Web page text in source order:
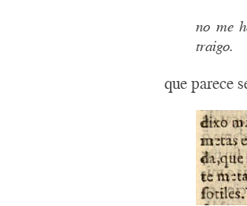
no me
traigo.
que parece